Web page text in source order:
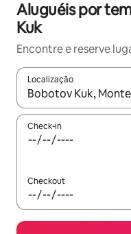
Aluguéis por
Kuk
Encontre e reserve
Localização
Quando os resultados
Check-in
Checkout